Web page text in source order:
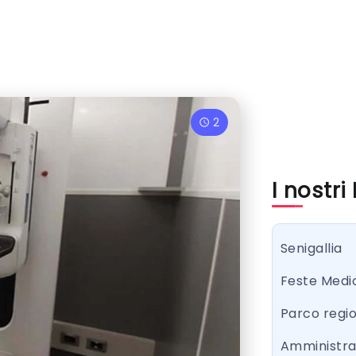
2
I nostri
Senigallia
Feste
Parco